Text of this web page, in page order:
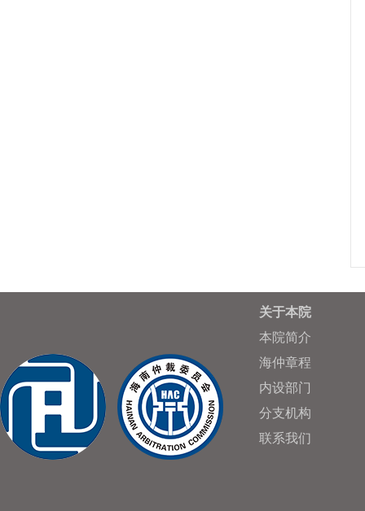
关于本院
本院简介
海仲章程
内设部门
分支机构
联系我们